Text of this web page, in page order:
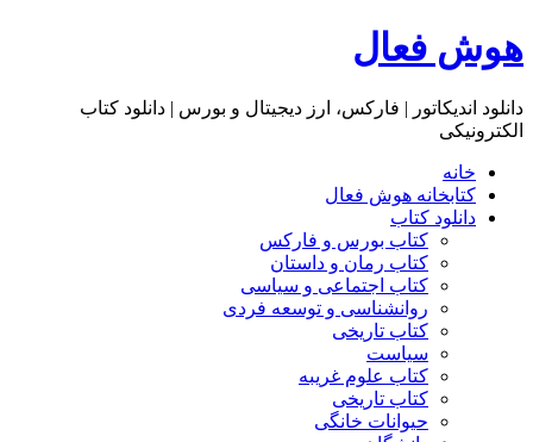
هوش فعال
دانلود اندیکاتور | فارکس، ارز دیجیتال و بورس | دانلود کتاب
الکترونیکی
خانه
کتابخانه هوش فعال
دانلود کتاب
کتاب بورس و فارکس
کتاب رمان و داستان
کتاب اجتماعی و سیاسی
روانشناسی و توسعه فردی
کتاب تاریخی
سیاست
کتاب علوم غریبه
کتاب تاریخی
حیوانات خانگی